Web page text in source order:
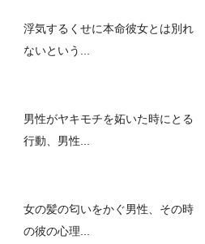
浮気するくせに本命彼女とは別れ
ないという...
男性がヤキモチを妬いた時にとる
行動、男性...
女の髪の匂いをかぐ男性、その時
の彼の心理...